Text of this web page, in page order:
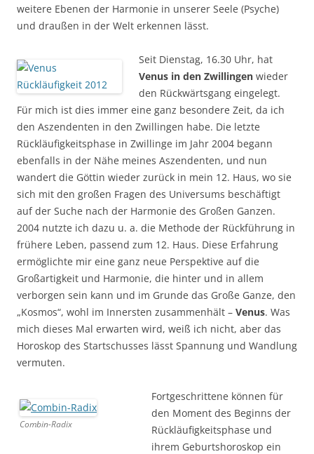
weitere Ebenen der Harmonie in unserer Seele (Psyche)
und draußen in der Welt erkennen lässt.
Seit Dienstag, 16.30 Uhr, hat
Venus in den Zwillingen wieder
den Rückwärtsgang eingelegt.
Für mich ist dies immer eine ganz besondere Zeit, da ich
den Aszendenten in den Zwillingen habe. Die letzte
Rückläufigkeitsphase in Zwillinge im Jahr 2004 begann
ebenfalls in der Nähe meines Aszendenten, und nun
wandert die Göttin wieder zurück in mein 12. Haus, wo sie
sich mit den großen Fragen des Universums beschäftigt
auf der Suche nach der Harmonie des Großen Ganzen.
2004 nutzte ich dazu u. a. die Methode der Rückführung in
frühere Leben, passend zum 12. Haus. Diese Erfahrung
ermöglichte mir eine ganz neue Perspektive auf die
Großartigkeit und Harmonie, die hinter und in allem
verborgen sein kann und im Grunde das Große Ganze, den
„Kosmos“, wohl im Innersten zusammenhält – Venus. Was
mich dieses Mal erwarten wird, weiß ich nicht, aber das
Horoskop des Startschusses lässt Spannung und Wandlung
vermuten.
Combin-Radix
Fortgeschrittene können für
den Moment des Beginns der
Rückläufigkeitsphase und
ihrem Geburtshoroskop ein